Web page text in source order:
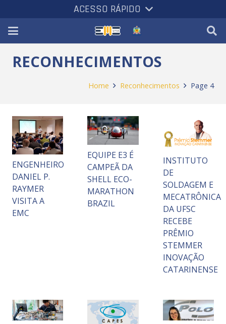
ACESSO RÁPIDO
RECONHECIMENTOS
Home Reconhecimentos Page 4
ENGENHEIRO
DANIEL P.
RAYMER
VISITA A
EMC
EQUIPE E3 É
CAMPEÃ DA
SHELL ECO-
MARATHON
BRAZIL
INSTITUTO
DE
SOLDAGEM E
MECATRÔNICA
DA UFSC
RECEBE
PRÊMIO
STEMMER
INOVAÇÃO
CATARINENSE